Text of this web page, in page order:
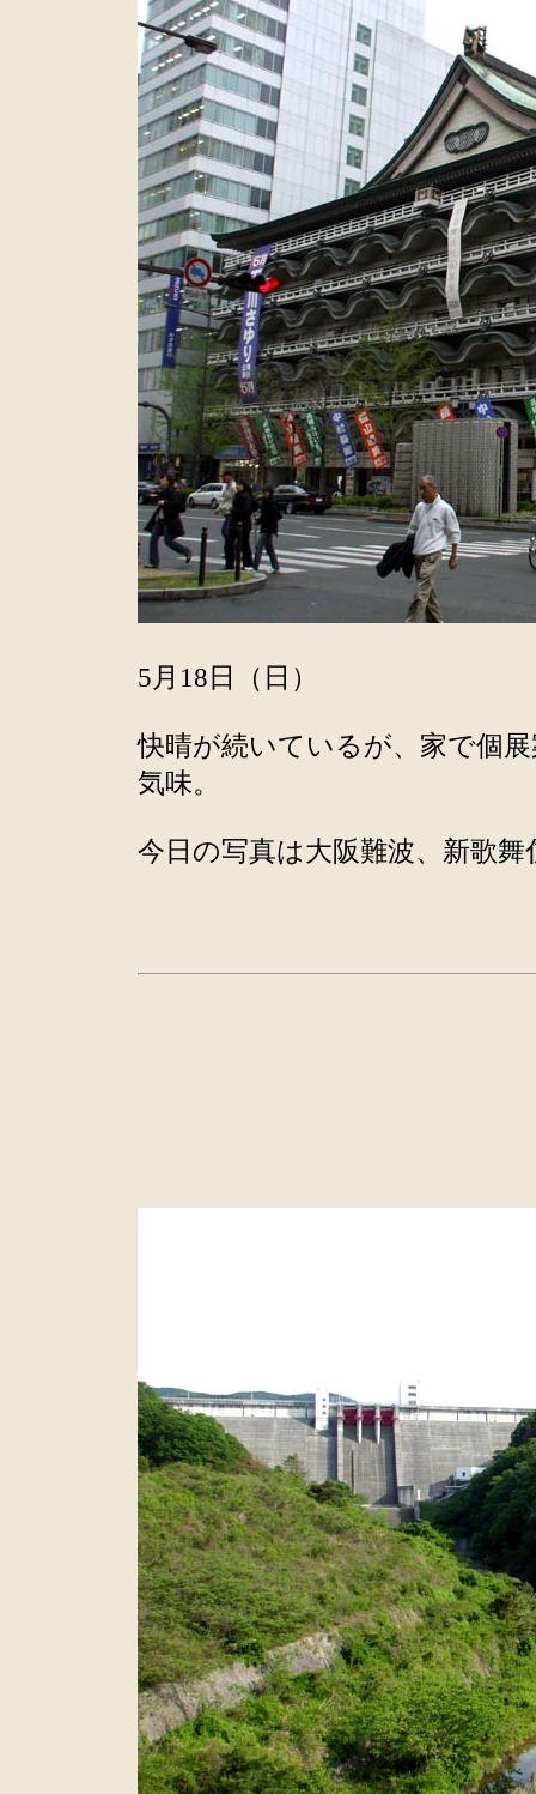
5月18日（日）
快晴が続いているが、家で個
気味。
今日の写真は大阪難波、新歌舞